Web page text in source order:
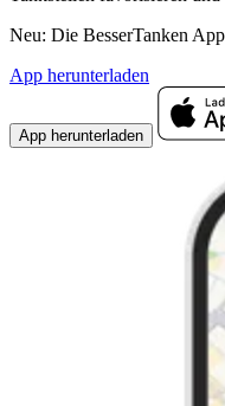
Neu: Die BesserTanken
App herunterladen
App herunterladen